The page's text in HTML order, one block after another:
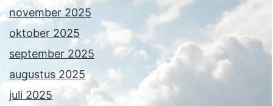
november 2025
oktober 2025
september 2025
augustus 2025
juli 2025